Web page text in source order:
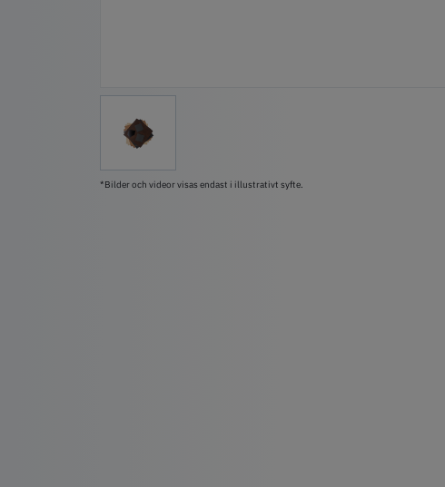
*Bilder och videor visas endast i illustrativt syfte.